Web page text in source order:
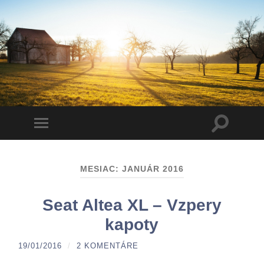
mobile
Toggle
MESIAC: JANUÁR 2016
Seat Altea XL – Vzpery
kapoty
19/01/2016 / 2 KOMENTÁRE